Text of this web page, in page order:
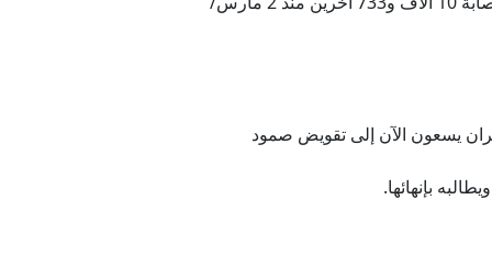
يسعون الآن إلى تقويض صمود
بإنهائها.